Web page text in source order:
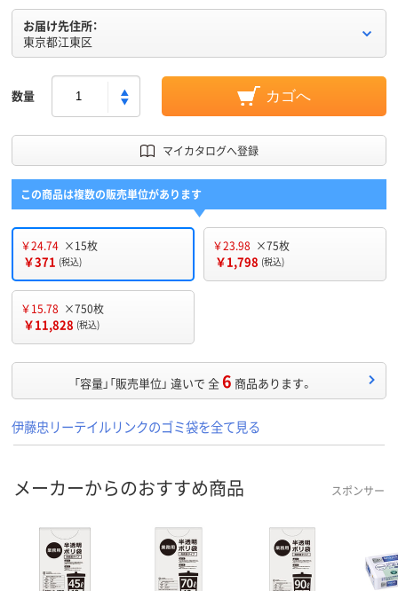
お届け先住所：
東京都江東区
数量 カゴへ
マイカタログへ登録
この商品は複数の販売単位があります
￥24.74 ×15枚
￥371 (税込)
￥23.98 ×75枚
￥1,798 (税込)
￥15.78 ×750枚
￥11,828 (税込)
「容量」「販売単位」 違いで 全6 商品あります。
伊藤忠リーテイルリンクのゴミ袋を全て見る
メーカーからのおすすめ商品 スポンサー